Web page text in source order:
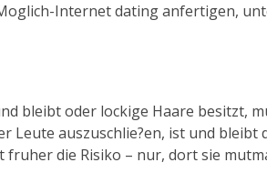
Internet dating anfertigen,
bleibt oder lockige Haare besitzt,
Leute auszuschlie?en, ist und bleibt
die Risiko – nur, dort sie